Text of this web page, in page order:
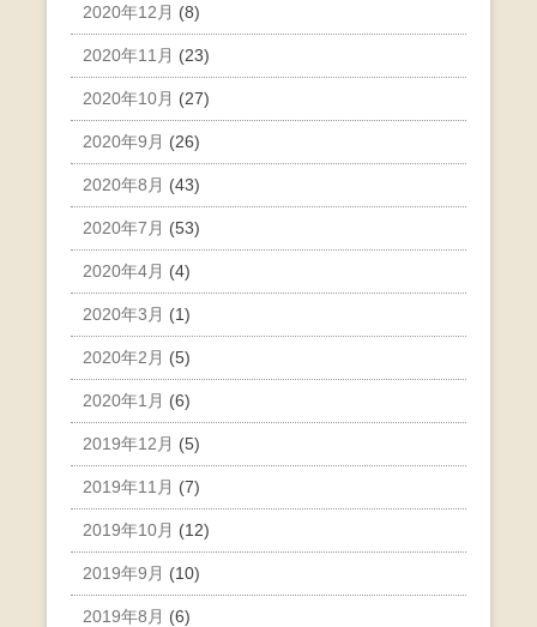
2020年12月 (8)
2020年11月 (23)
2020年10月 (27)
2020年9月 (26)
2020年8月 (43)
2020年7月 (53)
2020年4月 (4)
2020年3月 (1)
2020年2月 (5)
2020年1月 (6)
2019年12月 (5)
2019年11月 (7)
2019年10月 (12)
2019年9月 (10)
2019年8月 (6)